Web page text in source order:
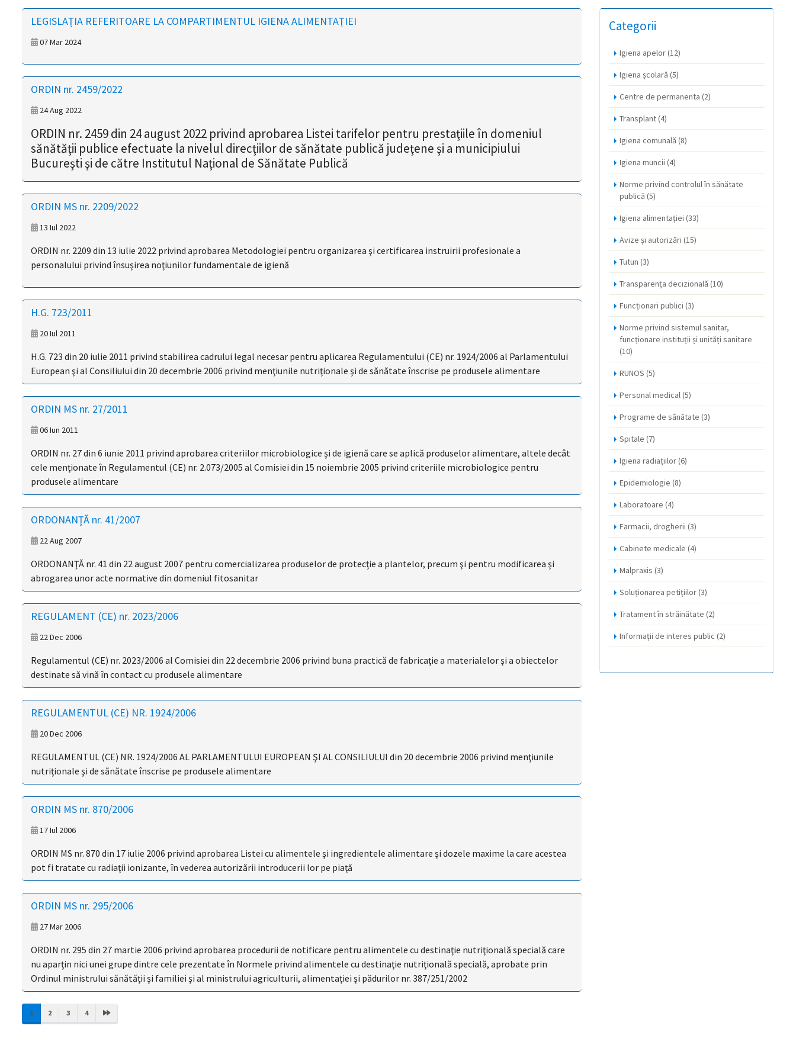
magyar
nyelvű
oldal
fejlesztés
alatt
Átiranyítás
román
LEGISLAȚIA REFERITOARE LA COMPARTIMENTUL IGIENA ALIMENTAȚIEI
07 Mar 2024
ORDIN nr. 2459/2022
24 Aug 2022
ORDIN nr. 2459 din 24 august 2022 privind aprobarea Listei tarifelor pentru prestaţiile în domeniul
sănătăţii publice efectuate la nivelul direcţiilor de sănătate publică judeţene şi a municipiului
Bucureşti şi de către Institutul Naţional de Sănătate Publică
ORDIN MS nr. 2209/2022
13 Iul 2022
ORDIN nr. 2209 din 13 iulie 2022 privind aprobarea Metodologiei pentru organizarea şi certificarea instruirii profesionale a
personalului privind însuşirea noţiunilor fundamentale de igienă
H.G. 723/2011
20 Iul 2011
H.G. 723 din 20 iulie 2011 privind stabilirea cadrului legal necesar pentru aplicarea Regulamentului (CE) nr. 1924/2006 al Parlamentului
European şi al Consiliului din 20 decembrie 2006 privind menţiunile nutriţionale şi de sănătate înscrise pe produsele alimentare
ORDIN MS nr. 27/2011
06 Iun 2011
ORDIN nr. 27 din 6 iunie 2011 privind aprobarea criteriilor microbiologice şi de igienă care se aplică produselor alimentare, altele decât
cele menţionate în Regulamentul (CE) nr. 2.073/2005 al Comisiei din 15 noiembrie 2005 privind criteriile microbiologice pentru
produsele alimentare
ORDONANŢĂ nr. 41/2007
22 Aug 2007
ORDONANŢĂ nr. 41 din 22 august 2007 pentru comercializarea produselor de protecţie a plantelor, precum şi pentru modificarea şi
abrogarea unor acte normative din domeniul fitosanitar
REGULAMENT (CE) nr. 2023/2006
22 Dec 2006
Regulamentul (CE) nr. 2023/2006 al Comisiei din 22 decembrie 2006 privind buna practică de fabricaţie a materialelor şi a obiectelor
destinate să vină în contact cu produsele alimentare
REGULAMENTUL (CE) NR. 1924/2006
20 Dec 2006
REGULAMENTUL (CE) NR. 1924/2006 AL PARLAMENTULUI EUROPEAN ŞI AL CONSILIULUI din 20 decembrie 2006 privind menţiunile
nutriţionale şi de sănătate înscrise pe produsele alimentare
ORDIN MS nr. 870/2006
17 Iul 2006
ORDIN MS nr. 870 din 17 iulie 2006 privind aprobarea Listei cu alimentele şi ingredientele alimentare şi dozele maxime la care acestea
pot fi tratate cu radiaţii ionizante, în vederea autorizării introducerii lor pe piaţă
ORDIN MS nr. 295/2006
27 Mar 2006
ORDIN nr. 295 din 27 martie 2006 privind aprobarea procedurii de notificare pentru alimentele cu destinaţie nutriţională specială care
nu aparţin nici unei grupe dintre cele prezentate în Normele privind alimentele cu destinaţie nutriţională specială, aprobate prin
Ordinul ministrului sănătăţii şi familiei şi al ministrului agriculturii, alimentaţiei şi pădurilor nr. 387/251/2002
1(CURRENT)
2 3 4
Categorii
Igiena apelor(12)
Igiena școlară (5)
Centre de permanenta (2)
Transplant(4)
Igiena comunală (8)
Igiena muncii (4)
Norme privind controlul în sănătate
publică (5)
Igiena alimentației (33)
Avize și autorizări (15)
Tutun (3)
Transparența decizională (10)
Funcționari publici (3)
Norme privind sistemul sanitar,
funcționare instituții și unități sanitare
(10)
RUNOS (5)
Personal medical(5)
Programe de sănătate (3)
Spitale (7)
Igiena radiațiilor(6)
Epidemiologie (8)
Laboratoare (4)
Farmacii, drogherii (3)
Cabinete medicale (4)
Malpraxis (3)
Soluționarea petițiilor(3)
Tratament în străinătate (2)
Informații de interes public (2)